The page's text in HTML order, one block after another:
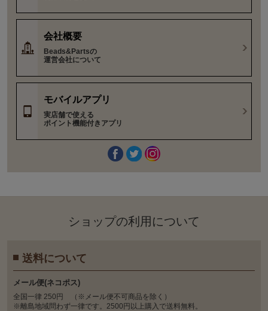
会社概要
Beads&Partsの
運営会社について
モバイルアプリ
実店舗で使える
ポイント機能付きアプリ
ショップの利⽤について
送料について
メール便(ネコポス)
全国一律 250円 （※メール便不可商品を除く）
※離島地域問わず一律です。2500円以上購入で送料無料。